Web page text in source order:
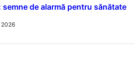
de alarmă pentru sănătate
2026